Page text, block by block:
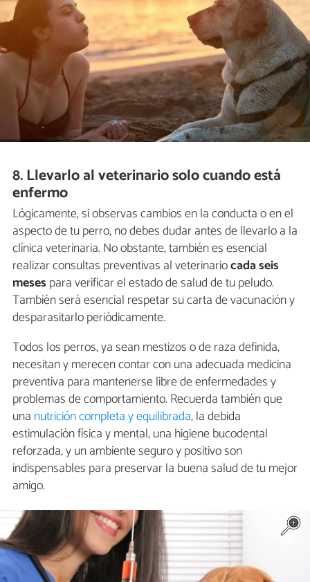
8. Llevarlo al veterinario solo cuando está
enfermo
Lógicamente, si observas cambios en la conducta o en el
aspecto de tu perro, no debes dudar antes de llevarlo a la
clínica veterinaria. No obstante, también es esencial
realizar consultas preventivas al veterinariocada seis
meses para verificar el estado de salud de tu peludo.
También será esencial respetar su carta de vacunación y
desparasitarlo periódicamente.
Todos los perros, ya sean mestizos o de raza definida,
necesitan y merecen contar con una adecuada medicina
preventiva para mantenerse libre de enfermedades y
problemas de comportamiento. Recuerda también que
una nutrición completa y equilibrada, la debida
estimulación física y mental, una higiene bucodental
reforzada, y un ambiente seguro y positivo son
indispensables para preservar la buena salud de tu mejor
amigo.